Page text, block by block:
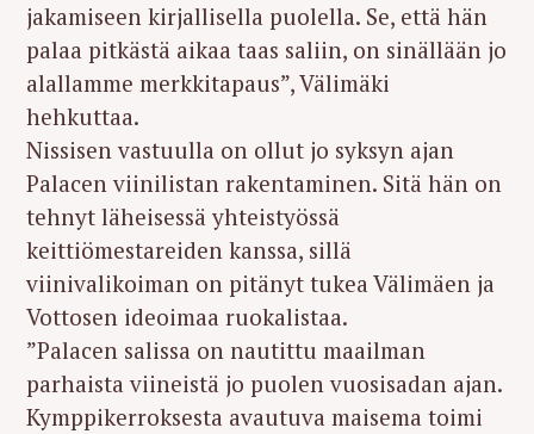
jakamiseen kirjallisella puolella. Se, että hän
palaa pitkästä aikaa taas saliin, on sinällään jo
alallamme merkkitapaus”, Välimäki
hehkuttaa.
Nissisen vastuulla on ollut jo syksyn ajan
Palacen viinilistan rakentaminen. Sitä hän on
tehnyt läheisessä yhteistyössä
keittiömestareiden kanssa, sillä
viinivalikoiman on pitänyt tukea Välimäen ja
Vottosen ideoimaa ruokalistaa.
”Palacen salissa on nautittu maailman
parhaista viineistä jo puolen vuosisadan ajan.
Kymppikerroksesta avautuva maisema toimi